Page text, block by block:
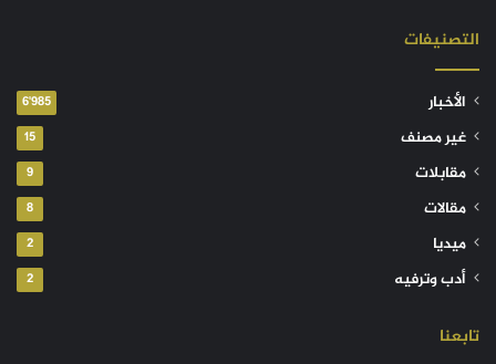
التصنيفات
الأخبار 6٬985
غير مصنف 15
مقابلات 9
مقالات 8
ميديا 2
أدب وترفيه 2
تابعنا